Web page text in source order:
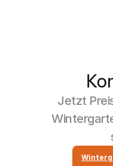
Jetzt